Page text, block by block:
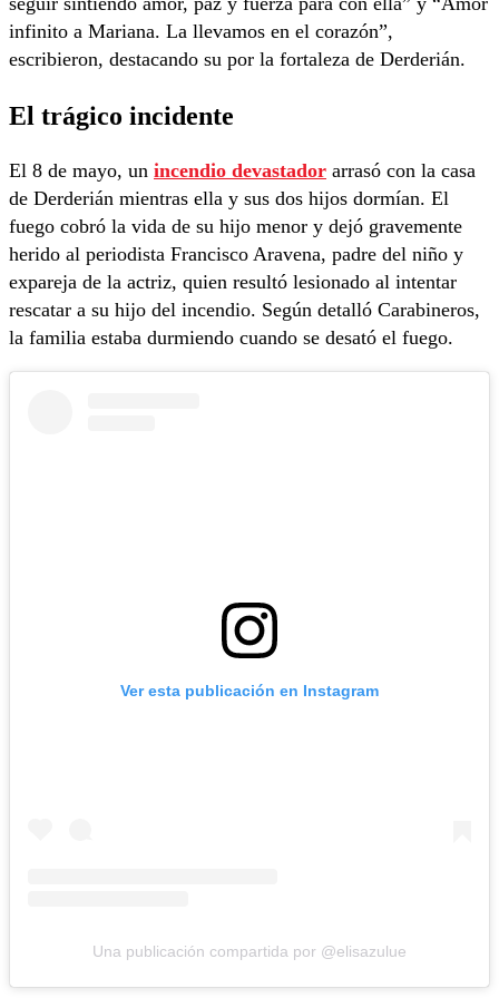
infinito a Mariana. La llevamos en el corazón”,
escribieron, destacando su por la fortaleza de Derderián.
El trágico incidente
El 8 de mayo, un incendio devastador arrasó con la casa
de Derderián mientras ella y sus dos hijos dormían. El
fuego cobró la vida de su hijo menor y dejó gravemente
herido al periodista Francisco Aravena, padre del niño y
expareja de la actriz, quien resultó lesionado al intentar
rescatar a su hijo del incendio. Según detalló Carabineros,
la familia estaba durmiendo cuando se desató el fuego.
Ver esta publicación en Instagram
Una publicación compartida por @elisazulue